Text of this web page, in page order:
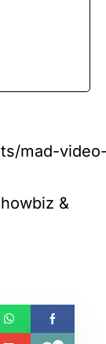
mad-
&